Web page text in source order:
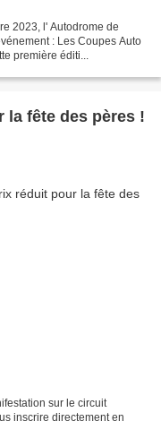
2023, l' Autodrome de
: Les Coupes Auto
première éditi...
la fête des pères !
sur le circuit
inscrire directement en